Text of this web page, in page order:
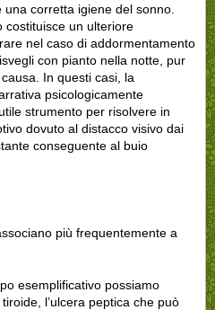
corretta igiene del sonno.
costituisce un ulteriore
nel caso di addormentamento
con pianto nella notte, pur
In questi casi, la
psicologicamente
strumento per risolvere in
dovuto al distacco visivo dai
conseguente al buio
più frequentemente a
esemplificativo possiamo
l’ulcera peptica che può